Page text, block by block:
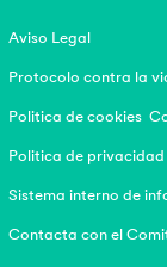
Aviso Legal
Protocolo contra la
Politica de cookies
Politica de privacidad
Sistema interno de
Contacta con el